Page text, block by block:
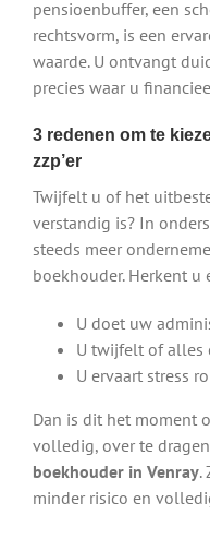
pensioenbuffer, een
rechtsvorm, is een
waarde. U ontvangt
precies waar u
3 redenen om te
zzp’er
Twijfelt u of het
verstandig is? In
steeds meer
boekhouder. Herkent u
U doet uw
U twijfelt of alles
U ervaart stress
Dan is dit het moment
volledig, over te
boekhouder in Venray.
minder risico en